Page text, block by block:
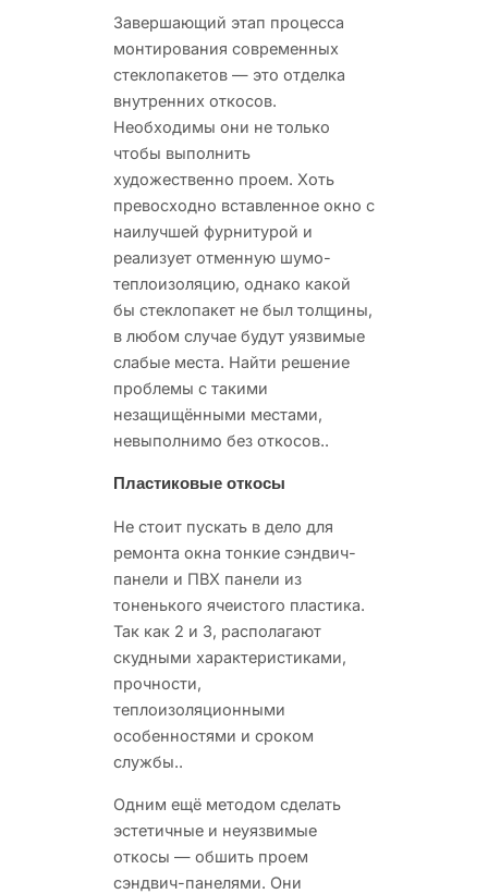
Завершающий этап процесса
монтирования современных
стеклопакетов — это отделка
внутренних откосов.
Необходимы они не только
чтобы выполнить
художественно проем. Хоть
превосходно вставленное окно с
наилучшей фурнитурой и
реализует отменную шумо-
теплоизоляцию, однако какой
бы стеклопакет не был толщины,
в любом случае будут уязвимые
слабые места. Найти решение
проблемы с такими
незащищёнными местами,
невыполнимо без откосов..
Пластиковые откосы
Не стоит пускать в дело для
ремонта окна тонкие сэндвич-
панели и ПВХ панели из
тоненького ячеистого пластика.
Так как 2 и 3, располагают
скудными характеристиками,
прочности,
теплоизоляционными
особенностями и сроком
службы..
Одним ещё методом сделать
эстетичные и неуязвимые
откосы — обшить проем
сэндвич-панелями. Они